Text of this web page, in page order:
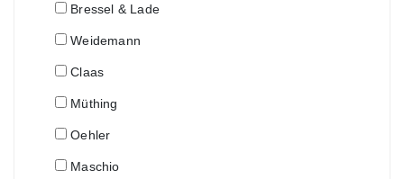
Bressel & Lade
Weidemann
Claas
Müthing
Oehler
Maschio